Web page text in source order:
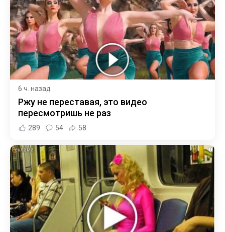
6 ч. назад
Ржу не переставая, это видео
пересмотришь не раз
289 54 58
i